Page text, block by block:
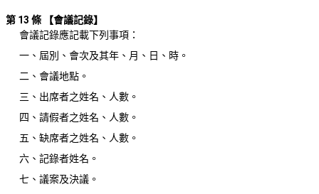
第 13 條
【會議記錄】
會議記錄應記載下列事項：
一、屆別、會次及其年、月、日、時。
二、會議地點。
三、出席者之姓名、人數。
四、請假者之姓名、人數。
五、缺席者之姓名、人數。
六、記錄者姓名。
七、議案及決議。